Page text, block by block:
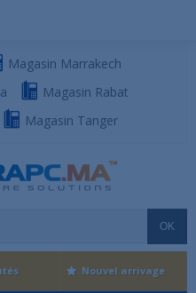
Magasin Marrakech
Magasin Rabat
Magasin Tanger
OK
Nouvel arrivage